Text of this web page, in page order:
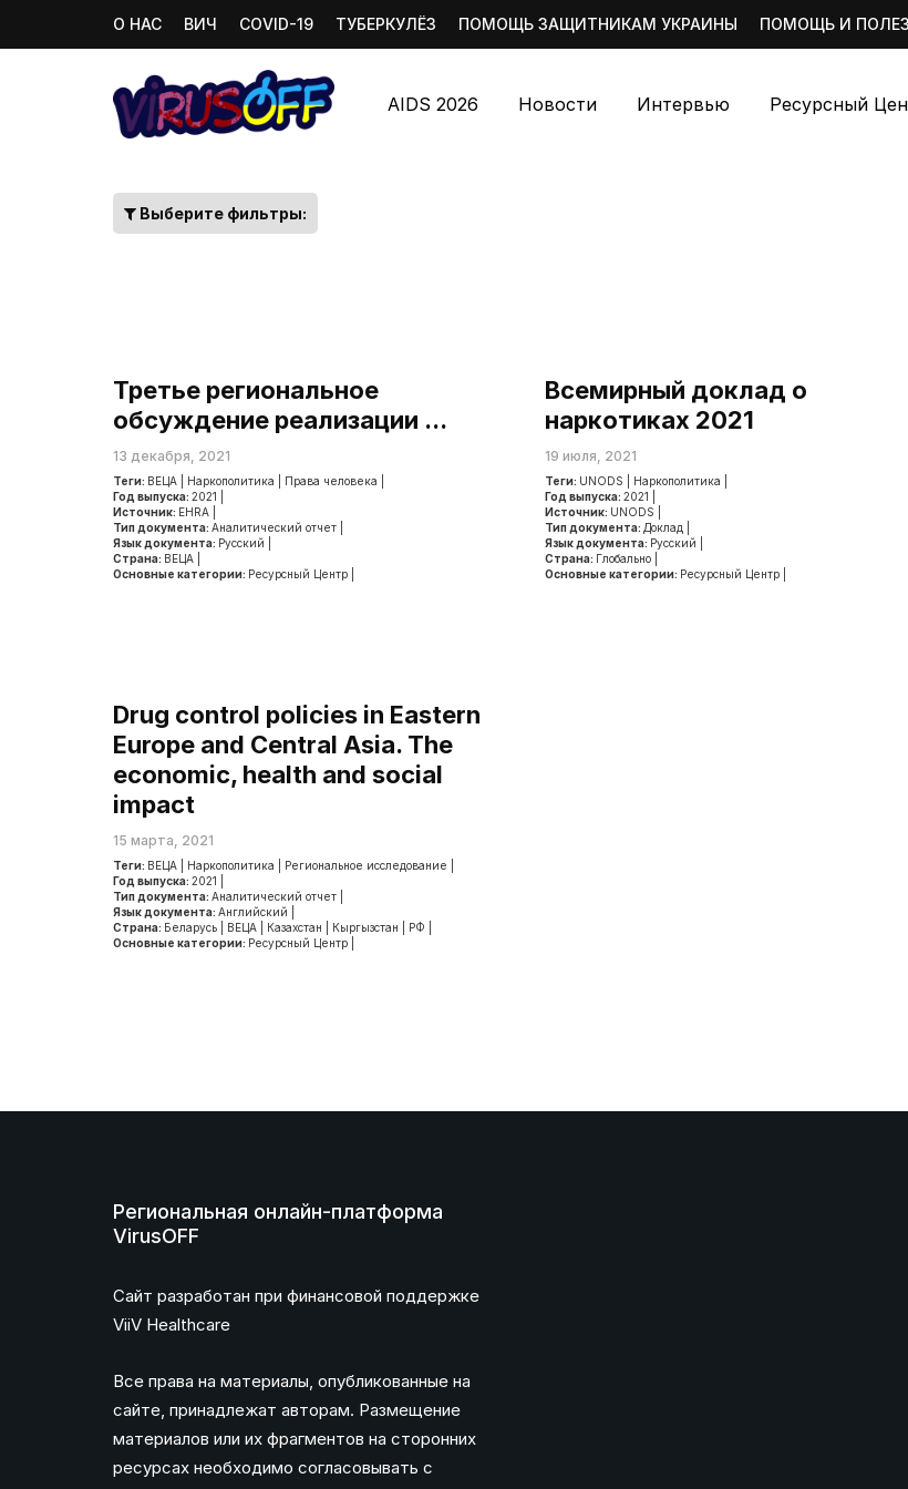
О НАС ВИЧ COVID-19 ТУБЕРКУЛЁЗ ПОМОЩЬ ЗАЩИТНИКАМ УКРАИНЫ ПОМОЩЬ И
AIDS 2026 Новости Интервью Ресурсный
Выберите фильтры:
Третье региональное
обсуждение реализации ...
13 декабря, 2021
Теги: ВЕЦА Наркополитика Права человека
Год выпуска: 2021
Источник: EHRA
Тип документа: Аналитический отчет
Язык документа: Русский
Страна: ВЕЦА
Основные категории: Ресурсный Центр
Всемирный доклад о
наркотиках 2021
19 июля, 2021
Теги: UNODS Наркополитика
Год выпуска: 2021
Источник: UNODS
Тип документа: Доклад
Язык документа: Русский
Страна: Глобально|
Основные категории: Ресурсный Центр|
Drug control policies in Eastern
Europe and Central Asia. The
economic, health and social
impact
15 марта, 2021
Теги: ВЕЦА Наркополитика Региональное исследование
Год выпуска: 2021
Тип документа: Аналитический отчет
Язык документа: Английский
Страна: Беларусь ВЕЦА Казахстан Кыргызстан РФ
Основные категории: Ресурсный Центр
Региональная онлайн-платформа
VirusOFF
Сайт разработан при финансовой поддержке
ViiV Healthcare
Все права на материалы, опубликованные на
сайте, принадлежат авторам. Размещение
материалов или их фрагментов на сторонних
ресурсах необходимо согласовывать с